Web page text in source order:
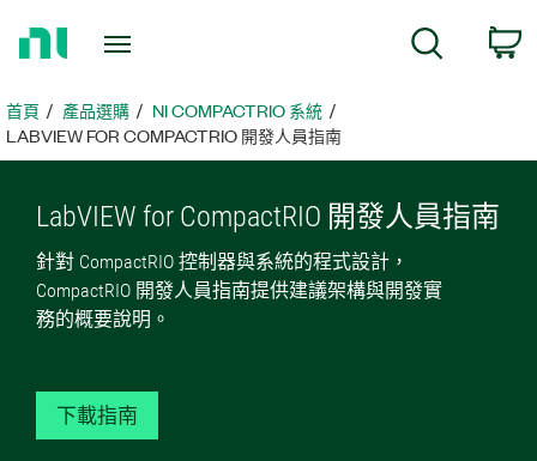
頁首頁 產品選購
NI COMPACTRIO 系統
LABVIEW FOR COMPACTRIO 開發人員指南
LabVIEW for CompactRIO 開發人員指南
針對 CompactRIO 控制器與系統的程式設計，
CompactRIO 開發人員指南提供建議架構與開發實
務的概要說明。
下載指南